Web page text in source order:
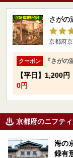
さがの
京都府
クーポン 『さが
【平日】 1,200円
0円
京都府のニフテ
海の
録有